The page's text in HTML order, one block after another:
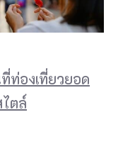
ท่องเที่ยวยอด
ตล์